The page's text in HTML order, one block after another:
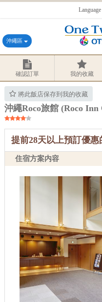
Language
沖繩區
確認訂單 我的收藏
將此飯店保存到我的收藏
沖繩Roco旅館 (Roco Inn
提前28天以上預訂優
住宿方案内容